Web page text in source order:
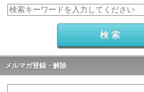
メルマガ登録・解除